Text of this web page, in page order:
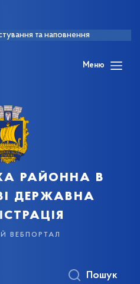
та наповнення
Меню
районна в
державна
вебпортал
Пошук